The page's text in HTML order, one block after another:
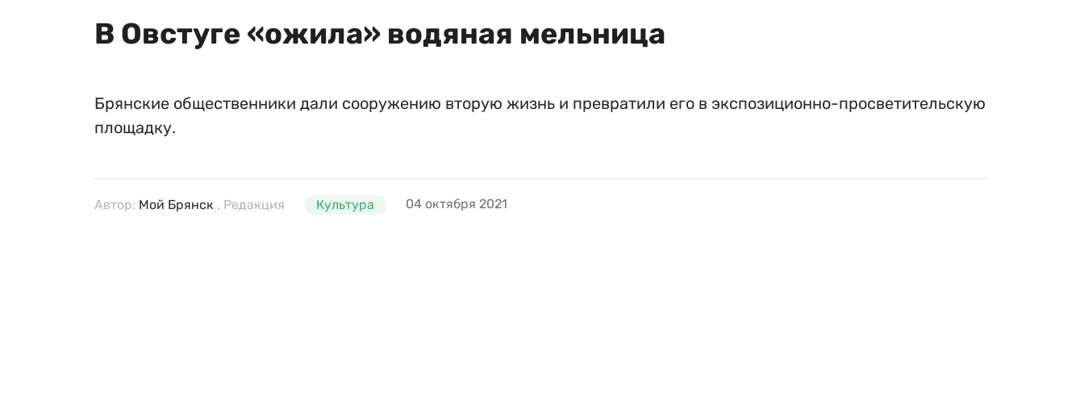
В Овстуге «ожила» водяная мельница
Брянские общественники дали сооружению вторую жизнь и превратили его в экспозиционно-просветительскую
площадку.
Автор: Мой Брянск , Редакция Культура 04 октября 2021